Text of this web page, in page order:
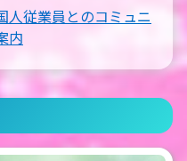
従業員とのコミュニ
内